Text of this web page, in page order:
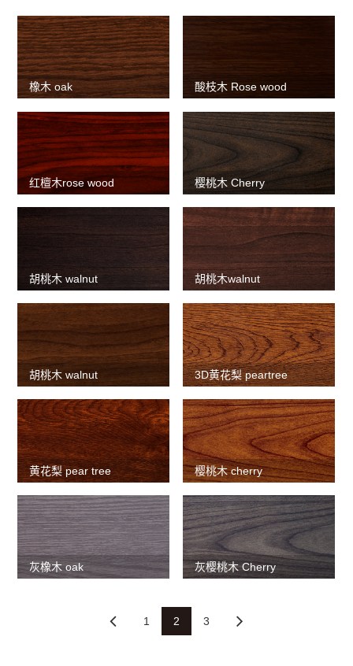
橡木 oak 酸枝木 Rose wood
红檀木rose wood 樱桃木 Cherry
胡桃木 walnut 胡桃木walnut
胡桃木 walnut 3D黄花梨 peartree
黄花梨 pear tree 樱桃木 cherry
灰橡木 oak 灰樱桃木 Cherry
1 2 3